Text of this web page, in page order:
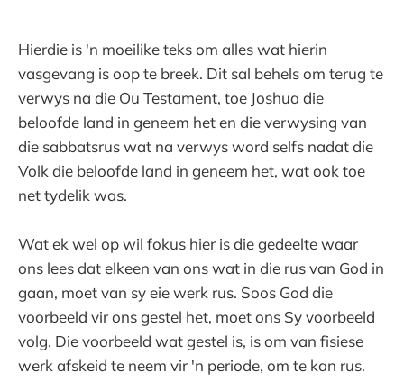
Hierdie is 'n moeilike teks om alles wat hierin
vasgevang is oop te breek. Dit sal behels om terug te
verwys na die Ou Testament, toe Joshua die
beloofde land in geneem het en die verwysing van
die sabbatsrus wat na verwys word selfs nadat die
Volk die beloofde land in geneem het, wat ook toe
net tydelik was.
Wat ek wel op wil fokus hier is die gedeelte waar
ons lees dat elkeen van ons wat in die rus van God in
gaan, moet van sy eie werk rus. Soos God die
voorbeeld vir ons gestel het, moet ons Sy voorbeeld
volg. Die voorbeeld wat gestel is, is om van fisiese
werk afskeid te neem vir 'n periode, om te kan rus.